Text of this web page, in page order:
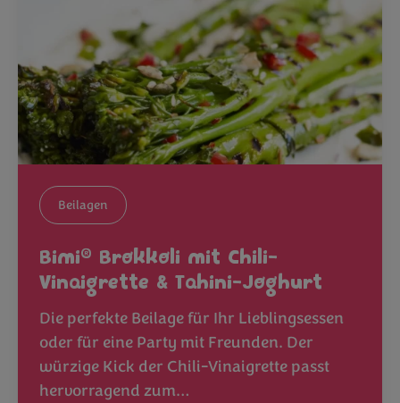
Beilagen
Bimi® Brokkoli mit Chili-
Vinaigrette & Tahini-Joghurt
Die perfekte Beilage für Ihr Lieblingsessen
oder für eine Party mit Freunden. Der
würzige Kick der Chili-Vinaigrette passt
hervorragend zum…